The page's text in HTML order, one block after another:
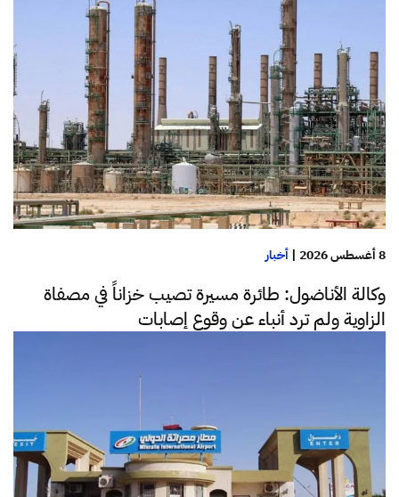
8 أغسطس 2026 | أخبار
وكالة الأناضول: طائرة مسيرة تصيب خزاناً في مصفاة
الزاوية ولم ترد أنباء عن وقوع إصابات